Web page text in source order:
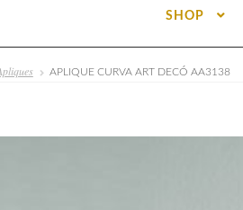
SHOP
APLIQUE CURVA ART DECÓ AA3138